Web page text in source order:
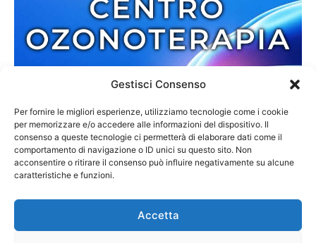
Gestisci Consenso
Per fornire le migliori esperienze, utilizziamo tecnologie come i cookie
per memorizzare e/o accedere alle informazioni del dispositivo. Il
consenso a queste tecnologie ci permetterà di elaborare dati come il
comportamento di navigazione o ID unici su questo sito. Non
acconsentire o ritirare il consenso può influire negativamente su alcune
caratteristiche e funzioni.
Accetta